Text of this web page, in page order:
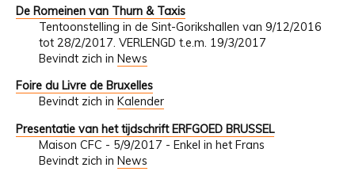
De Romeinen van Thurn & Taxis
Tentoonstelling in de Sint-Gorikshallen van 9/12/2016
tot 28/2/2017. VERLENGD t.e.m. 19/3/2017
Bevindt zich in News
Foire du Livre de Bruxelles
Bevindt zich in Kalender
Presentatie van het tijdschrift ERFGOED BRUSSEL
Maison CFC - 5/9/2017 - Enkel in het Frans
Bevindt zich in News